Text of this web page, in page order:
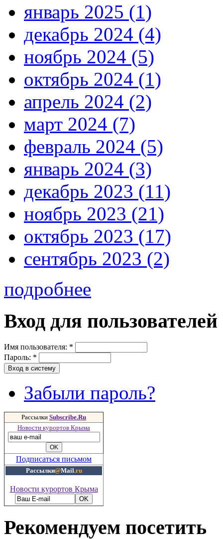
январь 2025 (1)
декабрь 2024 (4)
ноябрь 2024 (5)
октябрь 2024 (1)
апрель 2024 (2)
март 2024 (7)
февраль 2024 (5)
январь 2024 (3)
декабрь 2023 (11)
ноябрь 2023 (21)
октябрь 2023 (17)
сентябрь 2023 (2)
подробнее
Вход для пользователей
Имя пользователя: *
Пароль: *
Забыли пароль?
Рассылки Subscribe.Ru
Новости курортов Крыма
Подписаться письмом
Рассылки@Mail.ru
Новости курортов Крыма
Рекомендуем посетить